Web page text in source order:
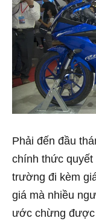
Phải đến đầu
chính thức quyết
trường đi kèm
giá mà nhiều
ước chừng